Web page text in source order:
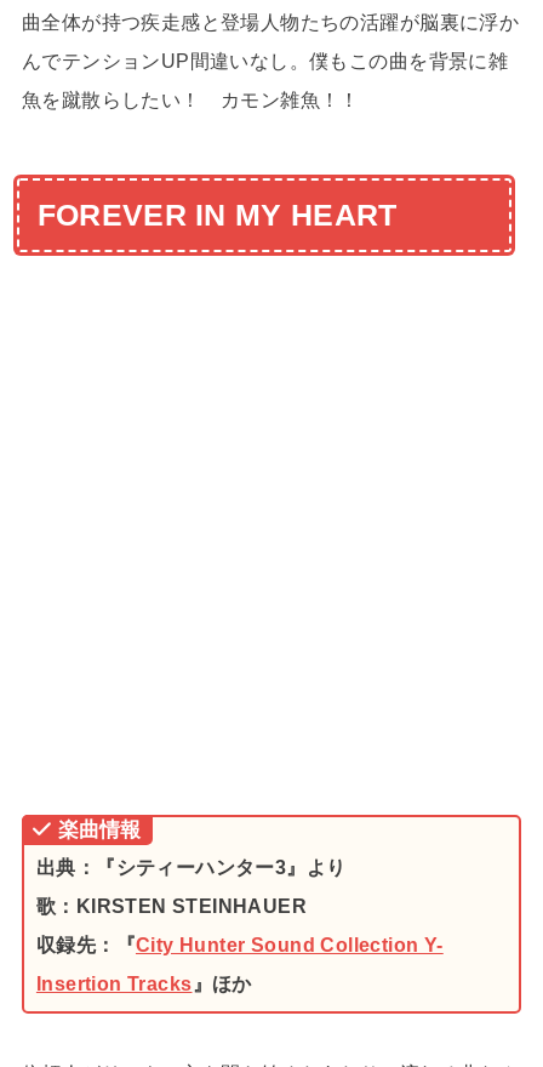
曲全体が持つ疾走感と登場人物たちの活躍が脳裏に浮か
んでテンションUP間違いなし。僕もこの曲を背景に雑
魚を蹴散らしたい！ カモン雑魚！！
FOREVER IN MY HEART
楽曲情報
出典：『シティーハンター3』より
歌：KIRSTEN STEINHAUER
収録先：『City Hunter Sound Collection Y-
Insertion Tracks 』ほか